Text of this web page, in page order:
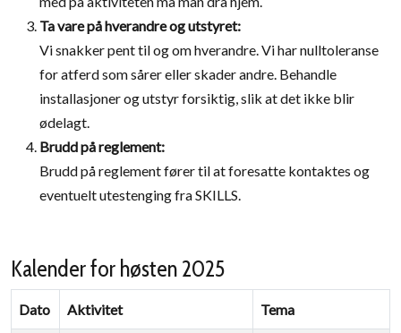
Ta vare på hverandre og utstyret:
Vi snakker pent til og om hverandre. Vi har nulltoleranse
for atferd som sårer eller skader andre. Behandle
installasjoner og utstyr forsiktig, slik at det ikke blir
ødelagt.
Brudd på reglement:
Brudd på reglement fører til at foresatte kontaktes og
eventuelt utestenging fra SKILLS.
Kalender for høsten 2025
Dato Aktivitet Tema